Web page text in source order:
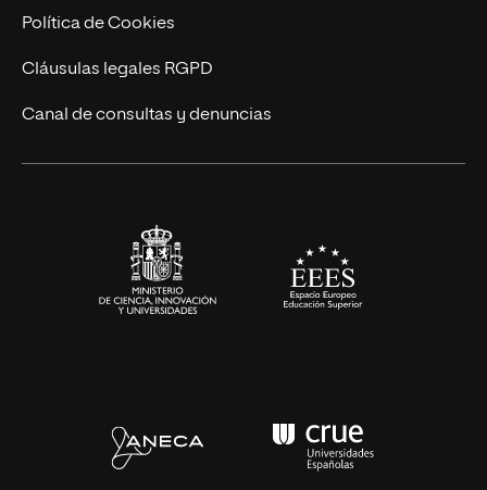
Cursos Universitarios
Actualidad
UNIR Revista
Eventos
Política de Cookies
Cláusulas legales RGPD
Canal de consultas y denuncias